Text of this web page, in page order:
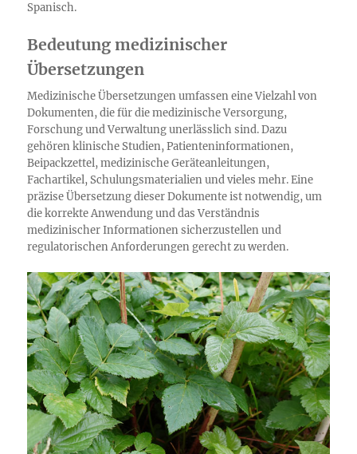
Spanisch.
Bedeutung medizinischer
Übersetzungen
Medizinische Übersetzungen umfassen eine Vielzahl von
Dokumenten, die für die medizinische Versorgung,
Forschung und Verwaltung unerlässlich sind. Dazu
gehören klinische Studien, Patienteninformationen,
Beipackzettel, medizinische Geräteanleitungen,
Fachartikel, Schulungsmaterialien und vieles mehr. Eine
präzise Übersetzung dieser Dokumente ist notwendig, um
die korrekte Anwendung und das Verständnis
medizinischer Informationen sicherzustellen und
regulatorischen Anforderungen gerecht zu werden.